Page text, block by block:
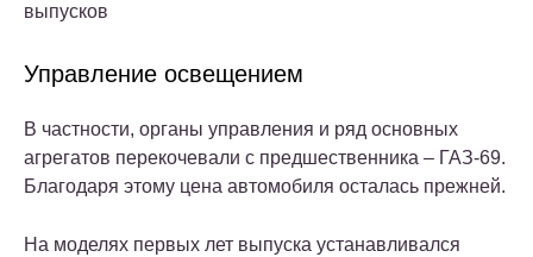
выпусков
Управление освещением
В частности, органы управления и ряд основных
агрегатов перекочевали с предшественника – ГАЗ-69.
Благодаря этому цена автомобиля осталась прежней.
На моделях первых лет выпуска устанавливался